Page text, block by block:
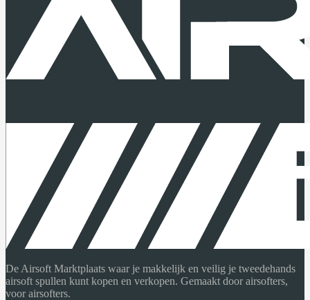
De Airsoft Marktplaats waar je makkelijk en veilig je tweedehands
airsoft spullen kunt kopen en verkopen. Gemaakt door airsofters,
voor airsofters.